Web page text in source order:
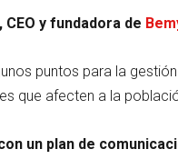
y fundadora de
puntos para la
que afecten a la
un plan de